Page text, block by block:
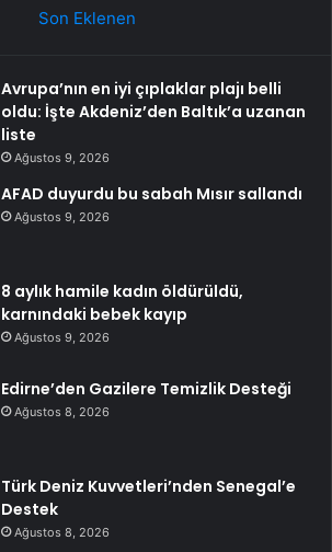
Son Eklenen
Avrupa’nın en iyi çıplaklar plajı belli
oldu: İşte Akdeniz’den Baltık’a uzanan
liste
Ağustos 9, 2026
AFAD duyurdu bu sabah Mısır sallandı
Ağustos 9, 2026
8 aylık hamile kadın öldürüldü,
karnındaki bebek kayıp
Ağustos 9, 2026
Edirne’den Gazilere Temizlik Desteği
Ağustos 8, 2026
Türk Deniz Kuvvetleri’nden Senegal’e
Destek
Ağustos 8, 2026